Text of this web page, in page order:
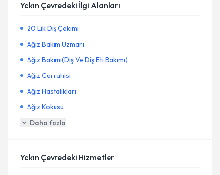
Yakın Çevredeki İlgi Alanları
20 Lik Diş Çekimi
Ağız Bakım Uzmanı
Ağız Bakımı(Diş Ve Diş Eti Bakımı)
Ağız Cerrahisi
Ağız Hastalıkları
Ağız Kokusu
Daha fazla
Yakın Çevredeki Hizmetler